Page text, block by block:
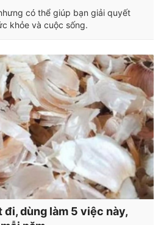
có thể giúp bạn giải quyết
khỏe và cuộc sống.
dùng làm 5 việc này,